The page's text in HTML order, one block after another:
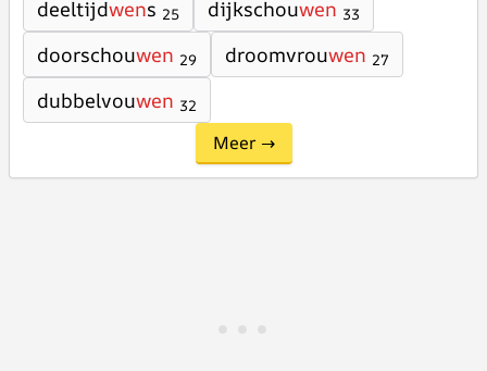
deeltijdwens 25 dijkschouwen 33
doorschouwen 29 droomvrouwen 27
dubbelvouwen 32
Meer →